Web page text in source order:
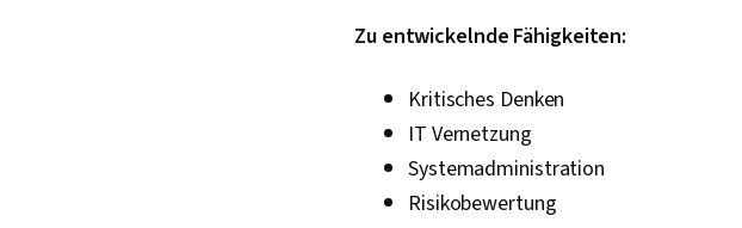
Zu entwickelnde Fähigkeiten:
Kritisches Denken
IT Vernetzung
Systemadministration
Risikobewertung